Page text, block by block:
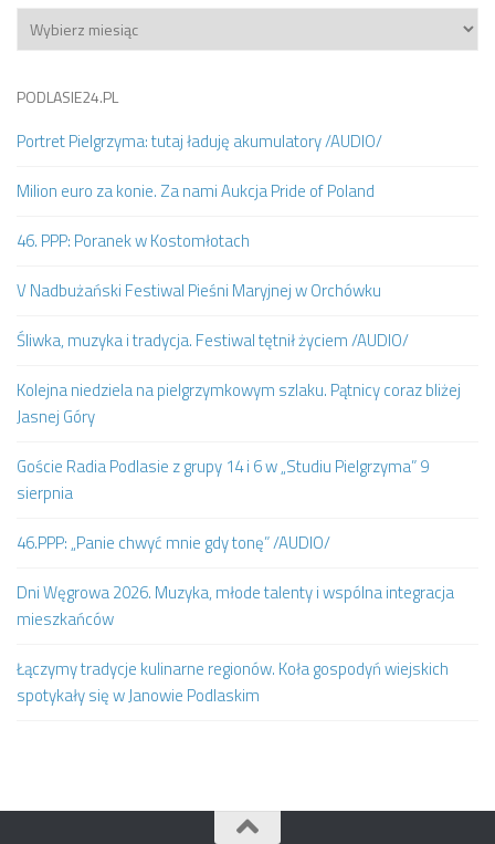
Archiwum
PODLASIE24.PL
Portret Pielgrzyma: tutaj ładuję akumulatory /AUDIO/
Milion euro za konie. Za nami Aukcja Pride of Poland
46. PPP: Poranek w Kostomłotach
V Nadbużański Festiwal Pieśni Maryjnej w Orchówku
Śliwka, muzyka i tradycja. Festiwal tętnił życiem /AUDIO/
Kolejna niedziela na pielgrzymkowym szlaku. Pątnicy coraz bliżej
Jasnej Góry
Goście Radia Podlasie z grupy 14 i 6 w „Studiu Pielgrzyma” 9
sierpnia
46.PPP: „Panie chwyć mnie gdy tonę” /AUDIO/
Dni Węgrowa 2026. Muzyka, młode talenty i wspólna integracja
mieszkańców
Łączymy tradycje kulinarne regionów. Koła gospodyń wiejskich
spotykały się w Janowie Podlaskim